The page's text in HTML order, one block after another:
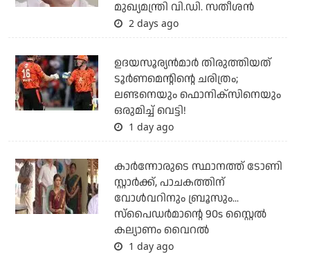
മുഖ്യമന്ത്രി വി.ഡി. സതീശന്‍
2 days ago
ഉദയസൂര്യന്‍മാര്‍ തിരുത്തിയത്
ടൂര്‍ണമെന്റിന്റെ ചരിത്രം;
ലണ്ടനെയും ഫൊനിക്‌സിനെയും
ഒരുമിച്ച് വെട്ടി!
1 day ago
കാര്‍ന്നോരുടെ സ്ഥാനത്ത് ടോണി
സ്റ്റാര്‍ക്ക്, പാചകത്തിന്
വോള്‍വറിനും ബ്രൂസും...
സ്‌പൈഡര്‍മാന്റെ 90s സ്റ്റൈല്‍
കല്യാണം വൈറല്‍
1 day ago